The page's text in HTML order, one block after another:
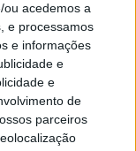
ou acedemos a
e processamos
e informações
e
e
de
parceiros